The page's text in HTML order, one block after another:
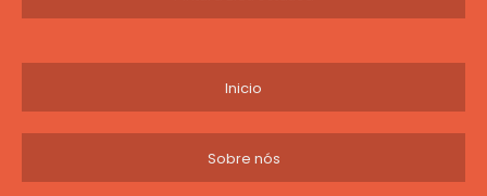
Inicio
Sobre nós